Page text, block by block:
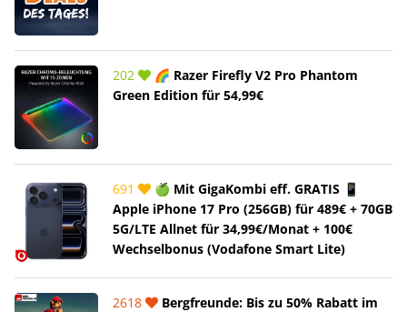
202
🌈 Razer Firefly V2 Pro Phantom
Green Edition für 54,99€
691
🍏 Mit GigaKombi eff. GRATIS 📱
Apple iPhone 17 Pro (256GB) für 489€ + 70GB
5G/LTE Allnet für 34,99€/Monat + 100€
Wechselbonus (Vodafone Smart Lite)
2618
Bergfreunde: Bis zu 50% Rabatt im